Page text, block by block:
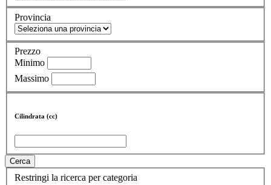
Provincia
Prezzo
Minimo
Massimo
Cilindrata (cc)
Cerca
Restringi la ricerca per categoria